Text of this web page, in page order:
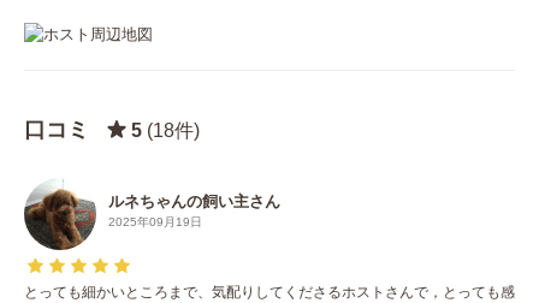
口コミ 5 (18件)
ルネちゃんの飼い主さん
2025年09月19日
とっても細かいところまで、気配りしてくださるホストさんで，とっても感